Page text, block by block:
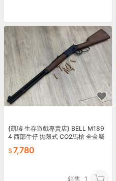
{凱璿 生存遊戲專賣店} BELL M189
4 西部牛仔 拋殼式 CO2馬槍 全金屬
7,780
銷售 1